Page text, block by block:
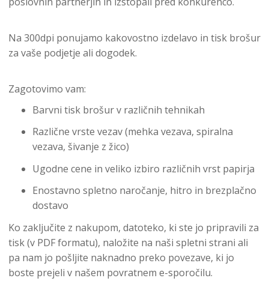
Na 300dpi ponujamo kakovostno izdelavo in tisk brošur
za vaše podjetje ali dogodek.
Zagotovimo vam:
Barvni tisk brošur v različnih tehnikah
Različne vrste vezav (mehka vezava, spiralna
vezava, šivanje z žico)
Ugodne cene in veliko izbiro različnih vrst papirja
Enostavno spletno naročanje, hitro in brezplačno
dostavo
Ko zaključite z nakupom, datoteko, ki ste jo pripravili za
tisk (v PDF formatu), naložite na naši spletni strani ali
pa nam jo pošljite naknadno preko povezave, ki jo
boste prejeli v našem povratnem e-sporočilu.